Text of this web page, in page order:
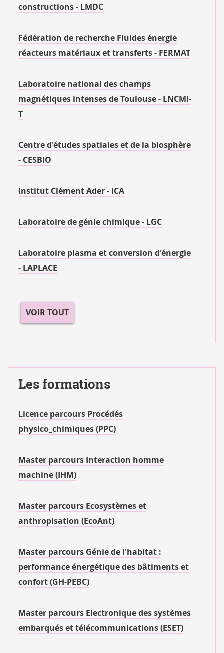
constructions - LMDC
Fédération de recherche Fluides énergie
réacteurs matériaux et transferts - FERMAT
Laboratoire national des champs
magnétiques intenses de Toulouse - LNCMI-
T
Centre d'études spatiales et de la biosphère
- CESBIO
Institut Clément Ader - ICA
Laboratoire de génie chimique - LGC
Laboratoire plasma et conversion d'énergie
- LAPLACE
VOIR TOUT
Les formations
Licence parcours Procédés
physico_chimiques (PPC)
Master parcours Interaction homme
machine (IHM)
Master parcours Ecosystèmes et
anthropisation (EcoAnt)
Master parcours Génie de l'habitat :
performance énergétique des bâtiments et
confort (GH-PEBC)
Master parcours Electronique des systèmes
embarqués et télécommunications (ESET)